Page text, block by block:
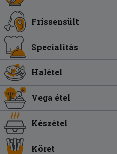
Frissensült
Specialitás
Halétel
Vega étel
Készétel
Köret